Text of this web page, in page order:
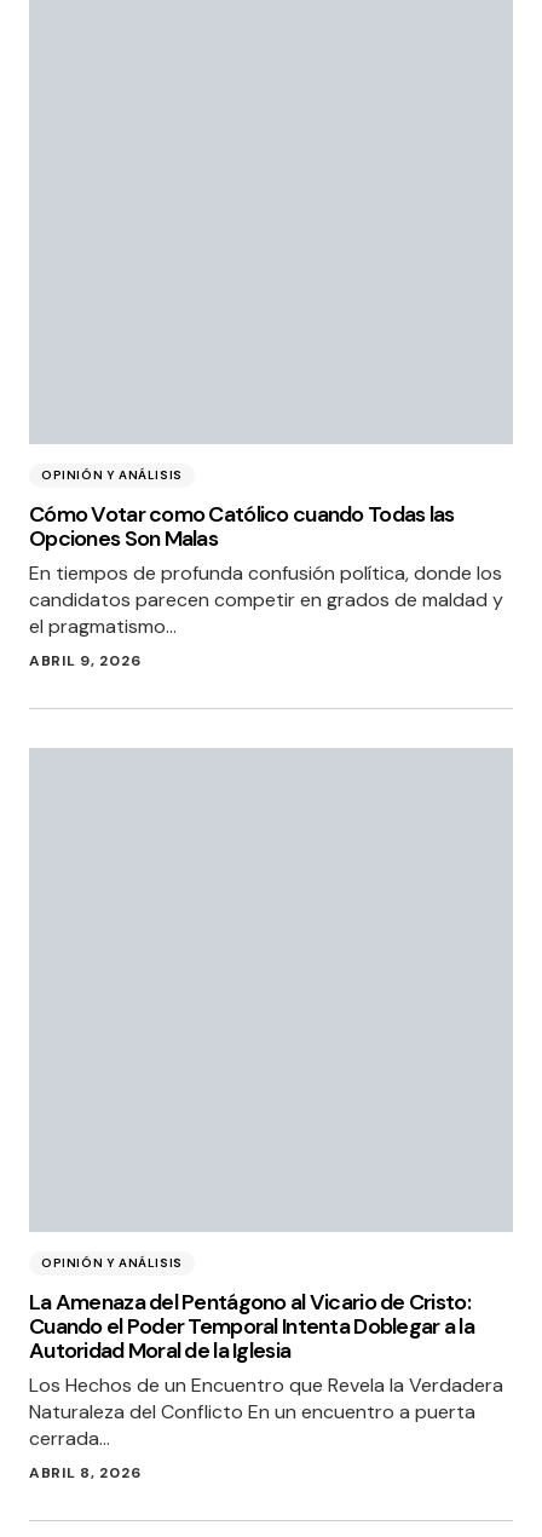
OPINIÓN Y ANÁLISIS
Cómo Votar como Católico cuando Todas las
Opciones Son Malas
En tiempos de profunda confusión política, donde los
candidatos parecen competir en grados de maldad y
el pragmatismo…
ABRIL 9, 2026
OPINIÓN Y ANÁLISIS
La Amenaza del Pentágono al Vicario de Cristo:
Cuando el Poder Temporal Intenta Doblegar a la
Autoridad Moral de la Iglesia
Los Hechos de un Encuentro que Revela la Verdadera
Naturaleza del Conflicto En un encuentro a puerta
cerrada…
ABRIL 8, 2026